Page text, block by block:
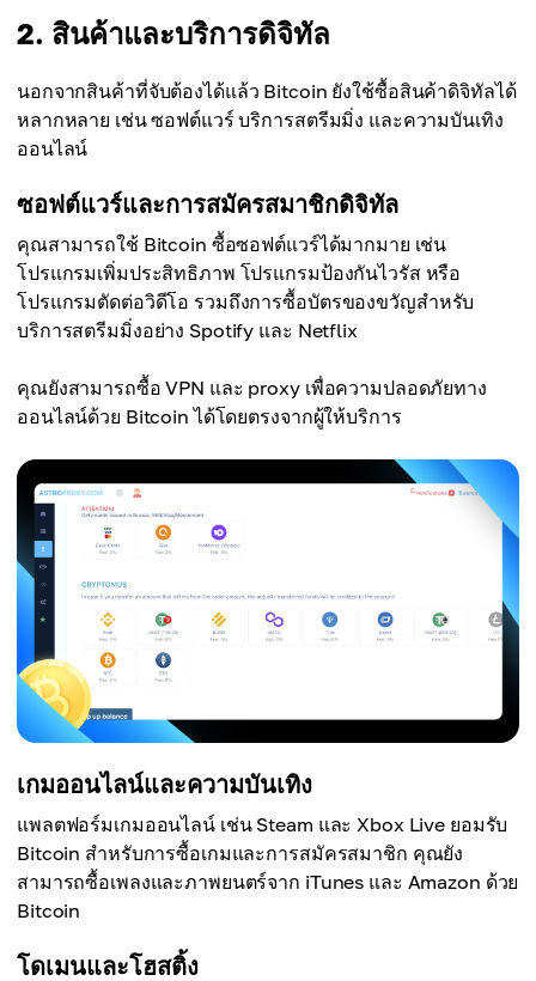
2. สินค้าและบริการดิจิทัล
นอกจากสินค้าที่จับต้องได้แล้ว Bitcoin ยังใช้ซื้อสินค้าดิจิทัลได้
หลากหลาย เช่น ซอฟต์แวร์ บริการสตรีมมิ่ง และความบันเทิง
ออนไลน์
ซอฟต์แวร์และการสมัครสมาชิกดิจิทัล
คุณสามารถใช้ Bitcoin ซื้อซอฟต์แวร์ได้มากมาย เช่น
โปรแกรมเพิ่มประสิทธิภาพ โปรแกรมป้องกันไวรัส หรือ
โปรแกรมตัดต่อวิดีโอ รวมถึงการซื้อบัตรของขวัญสำหรับ
บริการสตรีมมิ่งอย่าง Spotify และ Netflix
คุณยังสามารถซื้อ VPN และ proxy เพื่อความปลอดภัยทาง
ออนไลน์ด้วย Bitcoin ได้โดยตรงจากผู้ให้บริการ
เกมออนไลน์และความบันเทิง
แพลตฟอร์มเกมออนไลน์ เช่น Steam และ Xbox Live ยอมรับ
Bitcoin สำหรับการซื้อเกมและการสมัครสมาชิก คุณยัง
สามารถซื้อเพลงและภาพยนตร์จาก iTunes และ Amazon ด้วย
Bitcoin
โดเมนและโฮสติ้ง